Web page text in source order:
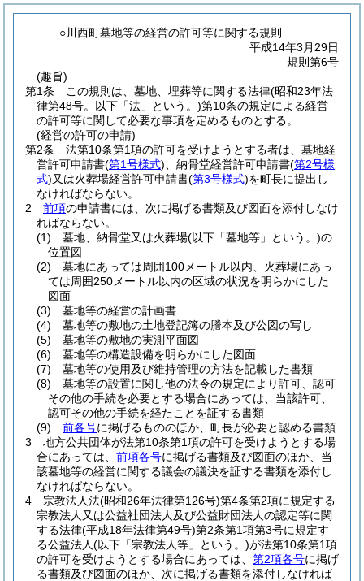
○川西町墓地等の経営の許可等に関する規則
平成14年3月29日
規則第6号
(趣旨)
第1条
この規則は、墓地、埋葬等に関する法律(昭和23年法
律第48号。以下「法」という。)第10条の規定による経営
の許可等に関して必要な事項を定めるものとする。
(経営の許可の申請)
第2条
法第10条第1項の許可を受けようとする者は、墓地経
営許可申請書(第1号様式) 、納骨堂経営許可申請書(第2号様
式)又は火葬場経営許可申請書(第3号様式)を町長に提出し
なければならない。
2
前項の申請書には、次に掲げる書類及び図面を添付しなけ
ればならない。
(1)
墓地、納骨堂又は火葬場(以下「墓地等」という。)の
位置図
(2)
墓地にあっては周囲100メートル以内、火葬場にあっ
ては周囲250メートル以内の区域の状況を明らかにした
図面
(3)
墓地等の経営の計画書
(4)
墓地等の敷地の土地登記簿の謄本及び公図の写し
(5)
墓地等の敷地の実測平面図
(6)
墓地等の構造設備を明らかにした図面
(7)
墓地等の使用及び維持管理の方法を記載した書類
(8)
墓地等の設置に関し他の法令の規定により許可、認可
その他の手続を必要とする場合にあっては、当該許可、
認可その他の手続を経たことを証する書類
(9)
前各号に掲げるもののほか、町長が必要と認める書類
3
地方公共団体が法第10条第1項の許可を受けようとする場
合にあっては、 前項各号に掲げる書類及び図面のほか、当
該墓地等の経営に関する議会の議決を証する書類を添付し
なければならない。
4
宗教法人法(昭和26年法律第126号)第4条第2項に規定する
宗教法人又は公益社団法人及び公益財団法人の認定等に関
する法律(平成18年法律第49号)第2条第1項第3号に規定す
る公益法人(以下「宗教法人等」という。)が法第10条第1項
の許可を受けようとする場合にあっては、 第2項各号に掲げ
る書類及び図面のほか、次に掲げる書類を添付しなければ